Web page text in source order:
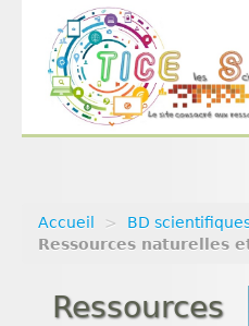
Actualités
Accueil > BD
Ressources naturelles
Ressources